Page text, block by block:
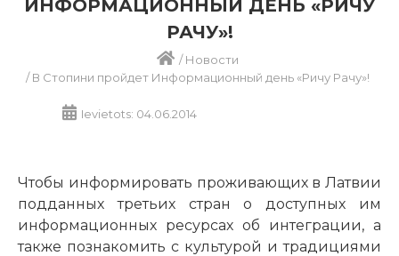
ИНФОРМАЦИОННЫЙ ДЕНЬ «РИЧУ
РАЧУ»!
/Новости
/В Стопини пройдет Информационный день «Ричу Рачу»!
Ievietots: 04.06.2014
Чтобы информировать проживающих в Латвии
подданных третьих стран о доступных им
информационных ресурсах об интеграции, а
также познакомить с культурой и традициями